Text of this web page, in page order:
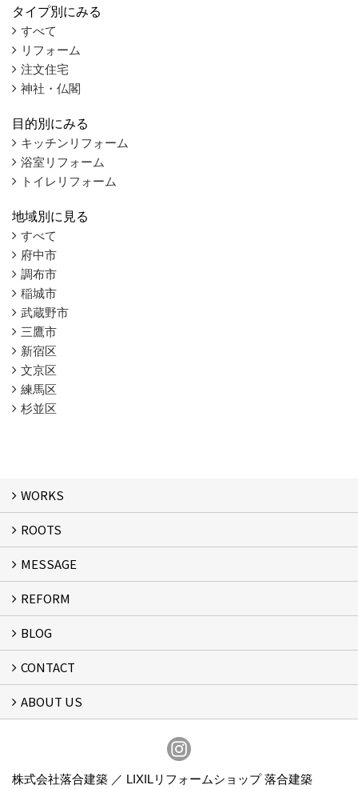
タイプ別にみる
すべて
リフォーム
注文住宅
神社・仏閣
目的別にみる
キッチンリフォーム
浴室リフォーム
トイレリフォーム
地域別に見る
すべて
府中市
調布市
稲城市
武蔵野市
三鷹市
新宿区
文京区
練馬区
杉並区
WORKS
WORKS
ROOTS
ROOTS
MESSAGE
MESSAGE
FLOW
REFORM
リフォーム
BLOG
スタッフブログ
CONTACT
フォームで問い合わせる
ABOUT US
株式会社落合建築 ／ LIXILリフォームショップ 落合建築